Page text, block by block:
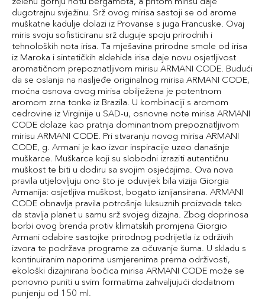
dugotrajnu svježinu. Srž ovog mirisa sastoji se od arome
muškatne kadulje dolazi iz Provanse s juga Francuske. Ovaj
miris svoju sofisticiranu srž duguje spoju prirodnih i
tehnoloških nota irisa. Ta mješavina prirodne smole od irisa
iz Maroka i sintetičkih aldehida irisa daje novu osjetljivost
aromatičnom prepoznatljivom mirisu ARMANI CODE. Budući
da se oslanja na nasljeđe originalnog mirisa ARMANI CODE,
moćna osnova ovog mirisa obilježena je potentnom
aromom zrna tonke iz Brazila. U kombinaciji s aromom
cedrovine iz Virginije u SAD-u, osnovne note mirisa ARMANI
CODE dolaze kao pratnja dominantnom prepoznatljivom
mirisu ARMANI CODE. Pri stvaranju novog mirisa ARMANI
CODE, g. Armani je kao izvor inspiracije uzeo današnje
muškarce. Muškarce koji su slobodni izraziti autentičnu
muškost te biti u dodiru sa svojim osjećajima. Ova nova
pravila utjelovljuju ono što je oduvijek bila vizija Giorgia
Armanija: osjetljiva muškost, bogato iznijansirana. ARMANI
CODE obnavlja pravila potrošnje luksuznih proizvoda tako
da stavlja planet u samu srž svojeg dizajna. Zbog doprinosa
borbi ovog brenda protiv klimatskih promjena Giorgio
Armani odabire sastojke prirodnog podrijetla iz održivih
izvora te podržava programe za očuvanje šuma. U skladu s
kontinuiranim naporima usmjerenima prema održivosti,
ekološki dizajnirana bočica mirisa ARMANI CODE može se
ponovno puniti u svim formatima zahvaljujući dodatnom
punjenju od 150 ml.